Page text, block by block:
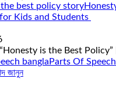
Kids and Students
is the Best Policy”
Parts Of Speech
জানুন